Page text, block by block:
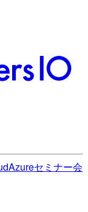
Azureセミナー会